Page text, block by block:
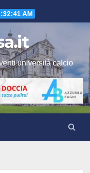
AM
università calcio